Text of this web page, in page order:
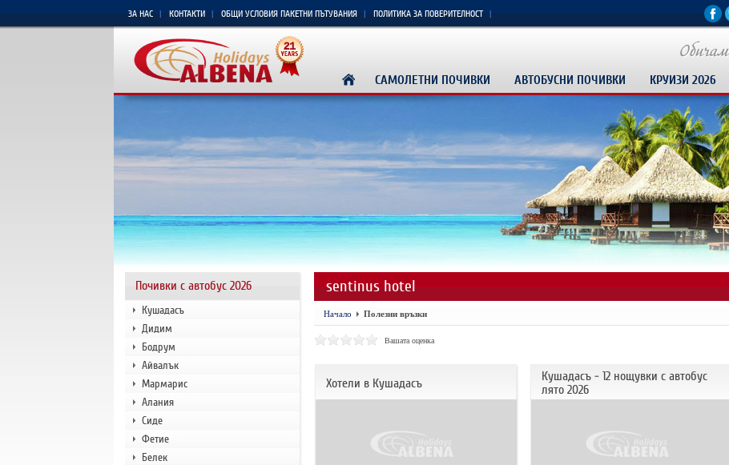
ЗА НАС КОНТАКТИ ОБЩИ УСЛОВИЯ ПАКЕТНИ ПЪТУВАНИЯ ПОЛИТИКА ЗА ПОВЕРИТЕЛНОСТ
САМОЛЕТНИ ПОЧИВКИ АВТОБУСНИ ПОЧИВКИ КРУИЗИ 2026
Почивки с автобус 2026
Кушадасъ
Дидим
Бодрум
Айвалък
Мармарис
Алания
Сиде
Фетие
Белек
sentinus hotel
Начало Полезни връзки
Вашата оценка
Хотели в Кушадасъ
Кушадасъ - 12 нощувки с автобус
лято 2026